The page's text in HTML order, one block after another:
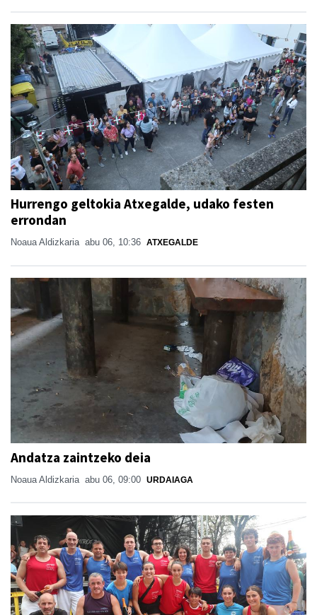
Hurrengo geltokia Atxegalde, udako festen
errondan
Noaua Aldizkaria abu 06, 10:36 ATXEGALDE
Andatza zaintzeko deia
Noaua Aldizkaria abu 06, 09:00 URDAIAGA